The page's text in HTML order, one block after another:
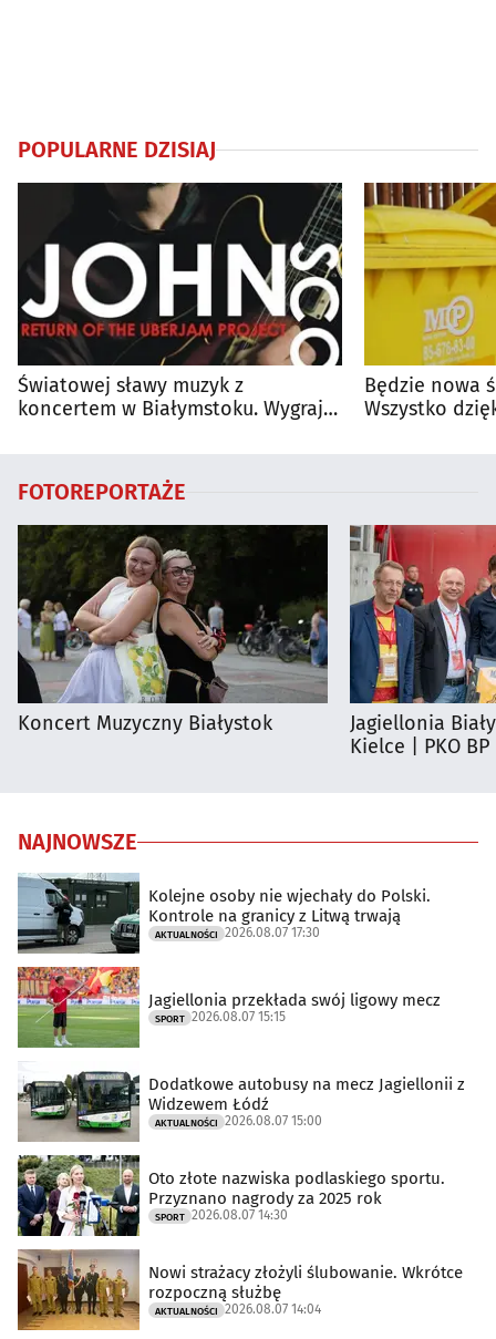
POPULARNE DZISIAJ
Światowej sławy muzyk z
koncertem w Białymstoku. Wygraj
Będzie nowa
Wszystko
FOTOREPORTAŻE
Koncert Muzyczny Białystok
Jagiellonia
Kielce | PKO
NAJNOWSZE
Kolejne osoby nie wjechały do Polski.
Kontrole na granicy z Litwą trwają
AKTUALNOŚCI 2026.08.07 17:30
Jagiellonia przekłada swój ligowy mecz
SPORT 2026.08.07 15:15
Dodatkowe autobusy na mecz Jagiellonii z
Widzewem Łódź
AKTUALNOŚCI 2026.08.07 15:00
Oto złote nazwiska podlaskiego sportu.
Przyznano nagrody za 2025 rok
SPORT 2026.08.07 14:30
Nowi strażacy złożyli ślubowanie. Wkrótce
rozpoczną służbę
AKTUALNOŚCI 2026.08.07 14:04